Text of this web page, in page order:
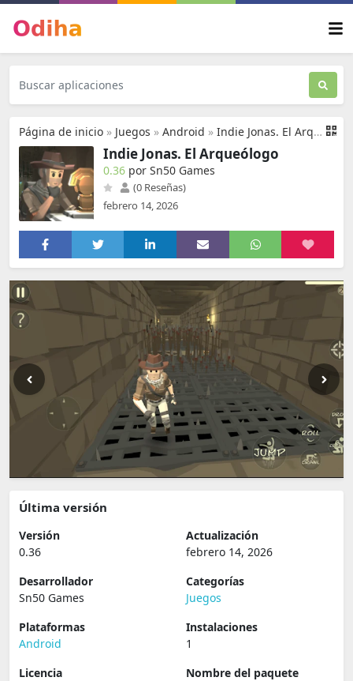
Página de inicio » Juegos » Android » Indie Jonas. El Arqueólogo
Indie Jonas. El Arqueólogo
0.36 por Sn50 Games
(0 Reseñas)
febrero 14, 2026
Última versión
Versión
0.36
Actualización
febrero 14, 2026
Desarrollador
Sn50 Games
Categorías
Juegos
Plataformas
Android
Instalaciones
1
Licencia
Nombre del paquete